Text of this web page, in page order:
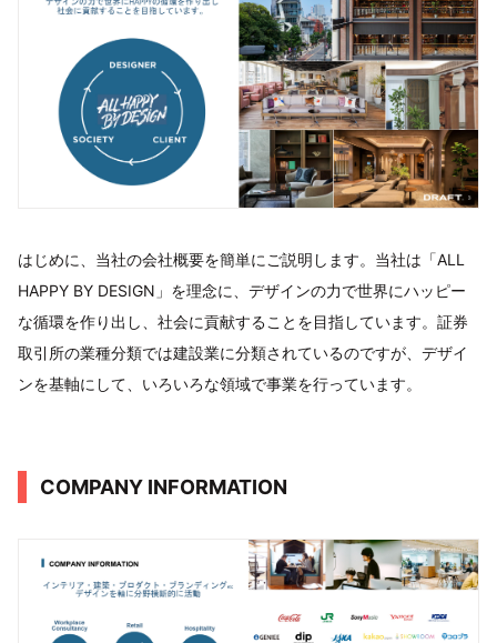
はじめに、当社の会社概要を簡単にご説明します。当社は「ALL
HAPPY BY DESIGN」を理念に、デザインの力で世界にハッピー
な循環を作り出し、社会に貢献することを目指しています。証券
取引所の業種分類では建設業に分類されているのですが、デザイ
ンを基軸にして、いろいろな領域で事業を行っています。
COMPANY INFORMATION